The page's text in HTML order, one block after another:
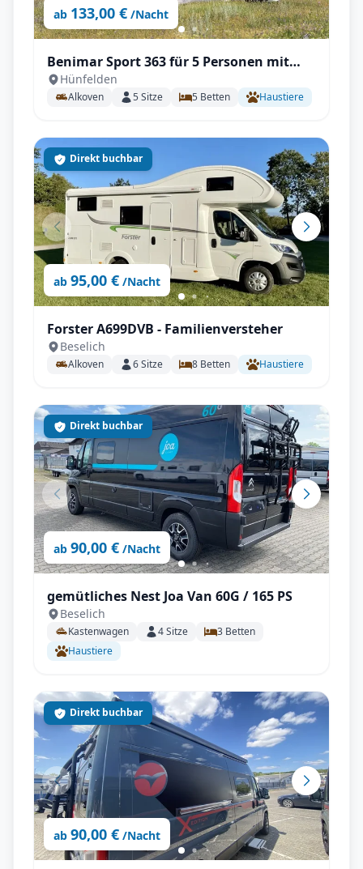
ab 133,00 € /Nacht
Benimar Sport 363 für 5 Personen mit
Hünfelden
Alkoven 5Sitze 5 Betten Haustiere
ab 95,00 € /Nacht
Direkt buchbar
Forster A699DVB - Familienversteher
Beselich
Alkoven 6Sitze 8 Betten Haustiere
ab 90,00 € /Nacht
Direkt buchbar
gemütliches Nest Joa Van 60G / 165 PS
Beselich
Kastenwagen 4Sitze 3 Betten
Haustiere
ab 90,00 € /Nacht
Direkt buchbar